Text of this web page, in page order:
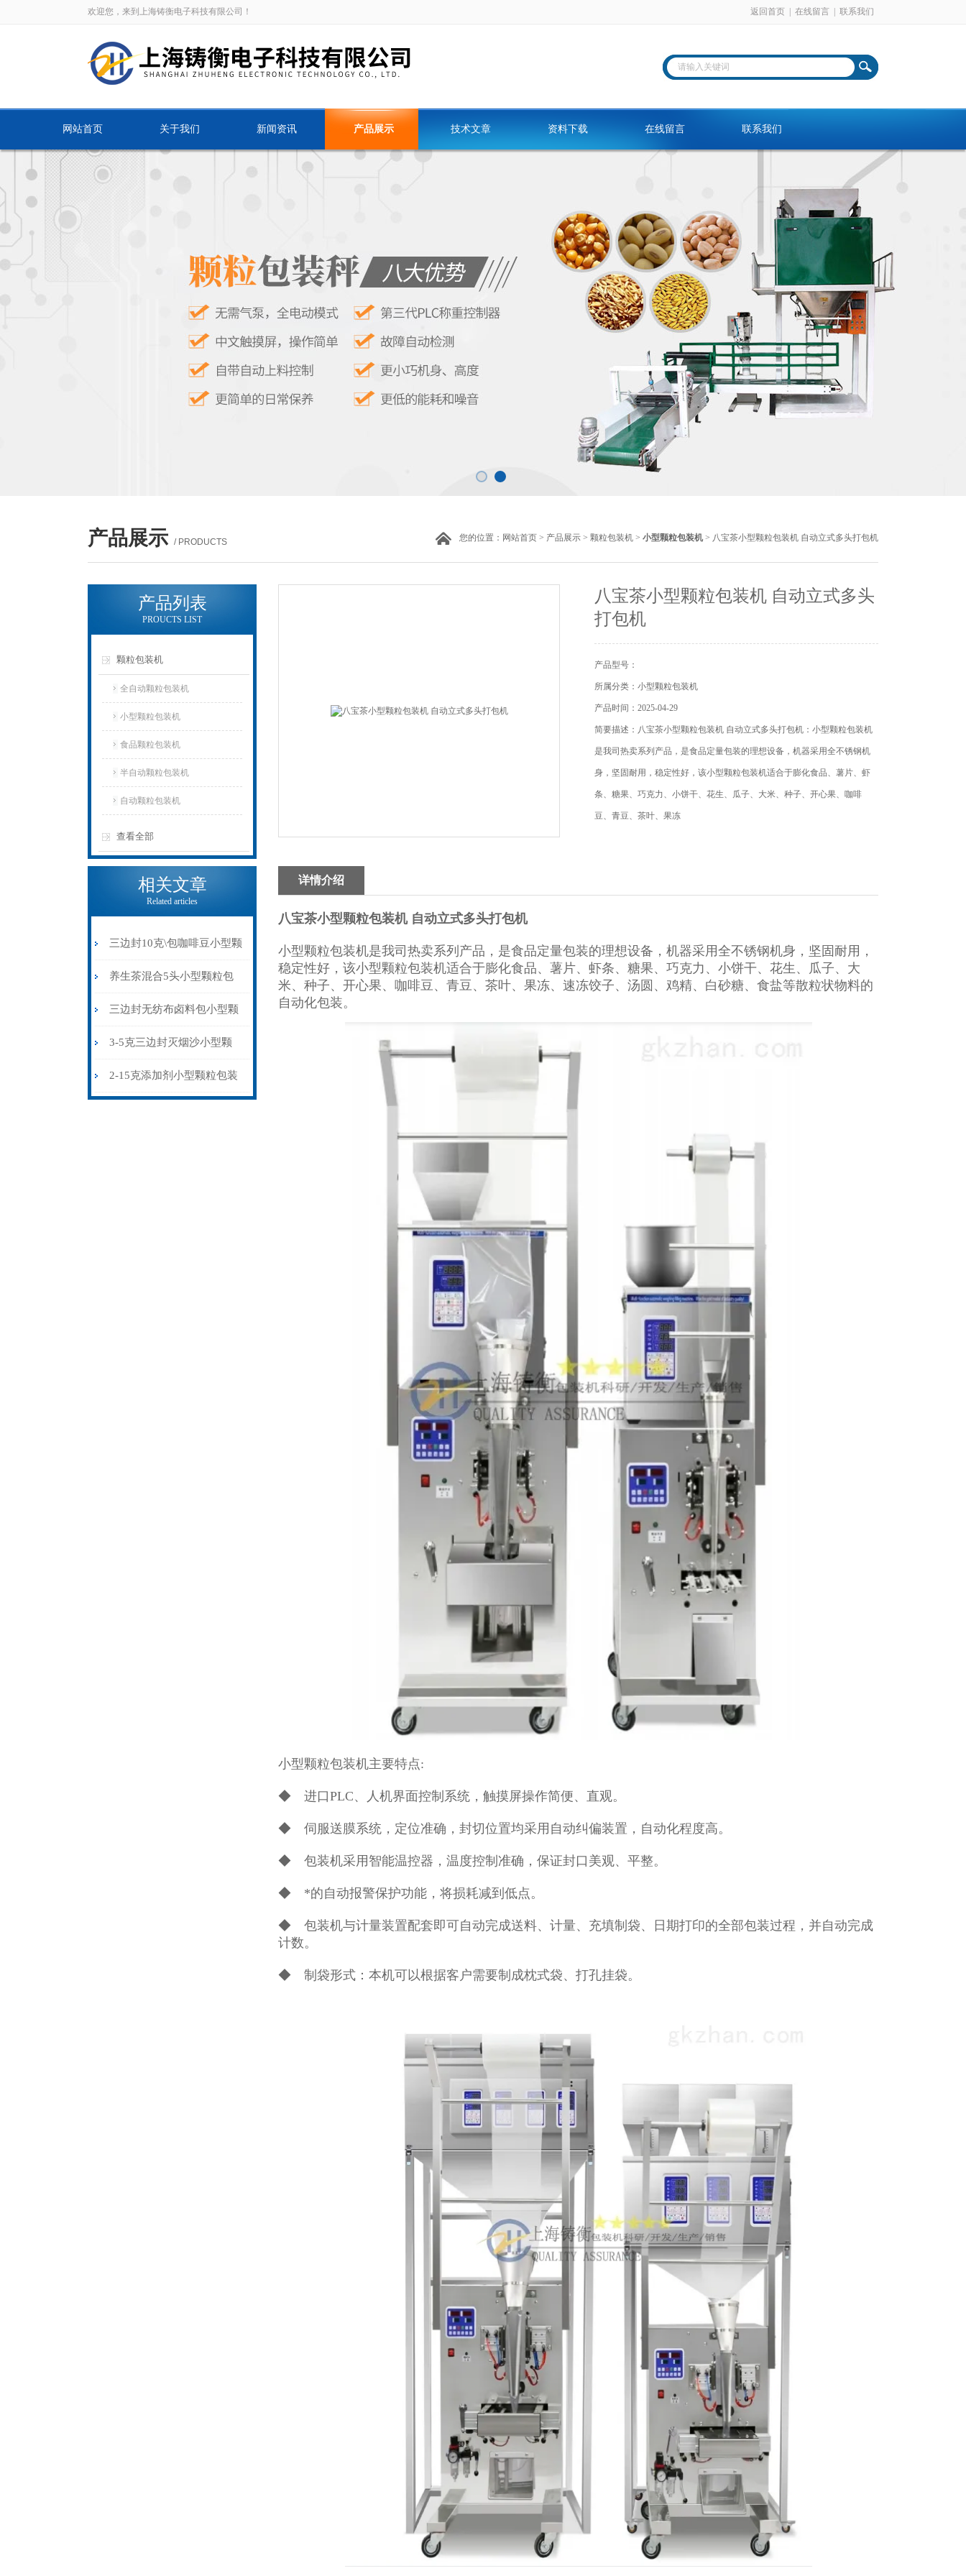
欢迎您，来到上海铸衡电子科技有限公司！ 返回首页 在线留言 联系我们
网站首页 关于我们 新闻资讯 产品展示 技术文章 资料下载 在线留言 联系我们
产品展示 / PRODUCTS 您的位置： 网站首页 > 产品展示 > 颗粒包装机 > 小型颗粒包装机 > 八宝茶小型颗粒包装机 自动立式多头打包机
产品列表
PROUCTS LIST
颗粒包装机
全自动颗粒包装机
小型颗粒包装机
食品颗粒包装机
半自动颗粒包装机
自动颗粒包装机
查看全部
相关文章
Related articles
三边封10克\包咖啡豆小型颗
粒包装机多少钱
养生茶混合5头小型颗粒包
装机高精度可定制
三边封无纺布卤料包小型颗
粒包装机厂家
3-5克三边封灭烟沙小型颗
粒包装机智能化
2-15克添加剂小型颗粒包装
八宝茶小型颗粒包装机 自动立式多头
打包机
产品型号：
所属分类：小型颗粒包装机
产品时间：2025-04-29
简要描述：八宝茶小型颗粒包装机 自动立式多头打包机：小型颗粒包装机​
是我司热卖系列产品，是食品定量包装的理想设备，机器采用全不锈钢机
身，坚固耐用，稳定性好，该小型颗粒包装机适合于膨化食品、薯片、虾
条、糖果、巧克力、小饼干、花生、瓜子、大米、种子、开心果、咖啡
豆、青豆、茶叶、果冻
详情介绍
八宝茶小型颗粒包装机 自动立式多头打包机
小型颗粒包装机是我司热卖系列产品，是食品定量包装的理想设备，机器采用全不锈钢机身，坚固耐用，
稳定性好，该小型颗粒包装机适合于膨化食品、薯片、虾条、糖果、巧克力、小饼干、花生、瓜子、大
米、种子、开心果、咖啡豆、青豆、茶叶、果冻、速冻饺子、汤圆、鸡精、白砂糖、食盐等散粒状物料的
自动化包装。
小型颗粒包装机主要特点:
◆ 进口PLC、人机界面控制系统，触摸屏操作简便、直观。
◆ 伺服送膜系统，定位准确，封切位置均采用自动纠偏装置，自动化程度高。
◆ 包装机采用智能温控器，温度控制准确，保证封口美观、平整。
◆ *的自动报警保护功能，将损耗减到低点。
◆ 包装机与计量装置配套即可自动完成送料、计量、充填制袋、日期打印的全部包装过程，并自动完成
计数。
◆ 制袋形式：本机可以根据客户需要制成枕式袋、打孔挂袋。